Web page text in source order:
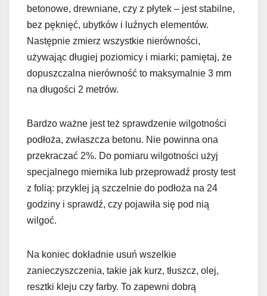
betonowe, drewniane, czy z płytek – jest stabilne,
bez pęknięć, ubytków i luźnych elementów.
Następnie zmierz wszystkie nierówności,
używając długiej poziomicy i miarki; pamiętaj, że
dopuszczalna nierówność to maksymalnie 3 mm
na długości 2 metrów.
Bardzo ważne jest też sprawdzenie wilgotności
podłoża, zwłaszcza betonu. Nie powinna ona
przekraczać 2%. Do pomiaru wilgotności użyj
specjalnego miernika lub przeprowadź prosty test
z folią: przyklej ją szczelnie do podłoża na 24
godziny i sprawdź, czy pojawiła się pod nią
wilgoć.
Na koniec dokładnie usuń wszelkie
zanieczyszczenia, takie jak kurz, tłuszcz, olej,
resztki kleju czy farby. To zapewni dobrą